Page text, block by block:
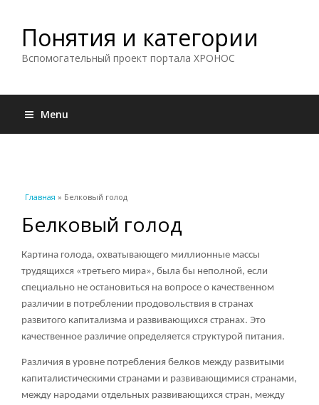
Понятия и категории
Вспомогательный проект портала ХРОНОС
Menu
Вы здесь
Главная » Белковый голод
Белковый голод
Картина голода, охватывающего миллионные массы
трудящихся «третьего мира», была бы неполной, если
специально не остановиться на вопросе о качественном
различии в потреблении продовольствия в странах
развитого капитализма и развивающихся странах. Это
качественное различие определяется структурой питания.
Различия в уровне потребления белков между развитыми
капиталистическими странами и развивающимися странами,
между народами отдельных развивающихся стран, между